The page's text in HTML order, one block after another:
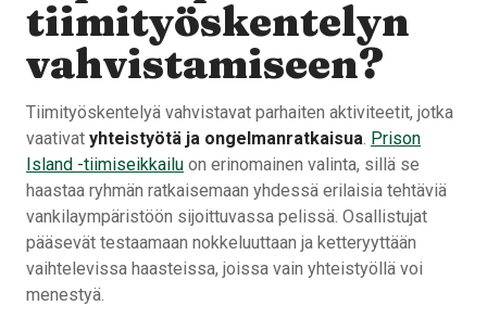
tiimityöskentelyn
vahvistamiseen?
Tiimityöskentelyä vahvistavat parhaiten aktiviteetit, jotka
vaativat yhteistyötä ja ongelmanratkaisua Prison
Island -tiimiseikkailu on erinomainen valinta, sillä se
haastaa ryhmän ratkaisemaan yhdessä erilaisia tehtäviä
vankilaympäristöön sijoittuvassa pelissä. Osallistujat
pääsevät testaamaan nokkeluuttaan ja ketteryyttään
vaihtelevissa haasteissa, joissa vain yhteistyöllä voi
menestyä.